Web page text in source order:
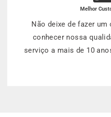
Melhor
Não deixe de fazer
conhecer nossa
serviço a mais de 10